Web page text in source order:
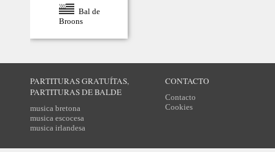
Bal de
Broons
PARTITURAS GRATUÍTAS,
PARTITURAS DE BALDE
musica bretona
musica escocesa
musica irlandesa
CONTACTO
Contacto
Cookies